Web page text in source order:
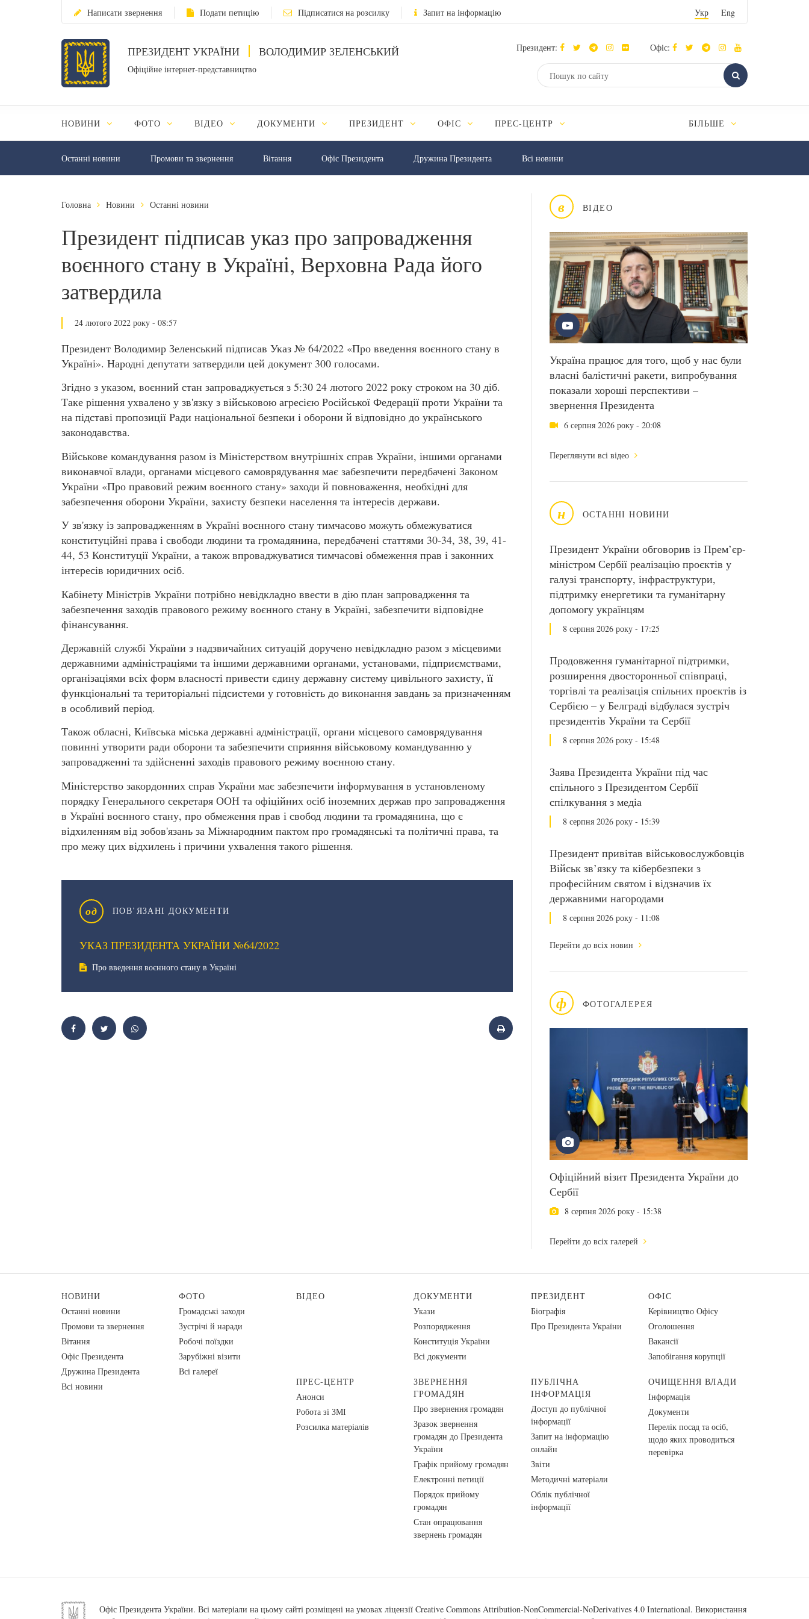
Написати звернення Подати петицію Підписатися на розсилку Запит на інформацію Укр Eng
ПРЕЗИДЕНТ УКРАЇНИ ВОЛОДИМИР ЗЕЛЕНСЬКИЙ
Офіційне інтернет-представництво
Президент: Офіс:
НОВИНИ ФОТО ВІДЕО ДОКУМЕНТИ ПРЕЗИДЕНТ ОФІС ПРЕС-ЦЕНТР БІЛЬШЕ
Останні новини Промови та звернення Вiтання Офіс Президента Дружина Президента Всі новини
в ВІДЕО
Україна працює для того, щоб у нас були
власні балістичні ракети, випробування
показали хороші перспективи –
звернення Президента
6 серпня 2026 року - 20:08
Переглянути всі відео
н ОСТАННІ НОВИНИ
Президент України обговорив із Прем’єр-
міністром Сербії реалізацію проєктів у
галузі транспорту, інфраструктури,
підтримку енергетики та гуманітарну
допомогу українцям
8 серпня 2026 року - 17:25
Продовження гуманітарної підтримки,
розширення двосторонньої співпраці,
торгівлі та реалізація спільних проєктів із
Сербією – у Белграді відбулася зустріч
президентів України та Сербії
8 серпня 2026 року - 15:48
Заява Президента України під час
спільного з Президентом Сербії
спілкування з медіа
8 серпня 2026 року - 15:39
Президент привітав військовослужбовців
Військ зв’язку та кібербезпеки з
професійним святом і відзначив їх
державними нагородами
8 серпня 2026 року - 11:08
Перейти до всіх новин
ф ФОТОГАЛЕРЕЯ
Офіційний візит Президента України до
Сербії
8 серпня 2026 року - 15:38
Перейти до всіх галерей
Головна Новини Останні новини
Президент підписав указ про запровадження
воєнного стану в Україні, Верховна Рада його
затвердила
24 лютого 2022 року - 08:57
Президент Володимир Зеленський підписав Указ № 64/2022 «Про введення воєнного стану в
Україні». Народні депутати затвердили цей документ 300 голосами.
Згідно з указом, воєнний стан запроваджується з 5:30 24 лютого 2022 року строком на 30 діб.
Таке рішення ухвалено у зв'язку з військовою агресією Російської Федерації проти України та
на підставі пропозиції Ради національної безпеки і оборони й відповідно до українського
законодавства.
Військове командування разом із Міністерством внутрішніх справ України, іншими органами
виконавчої влади, органами місцевого самоврядування має забезпечити передбачені Законом
України «Про правовий режим воєнного стану» заходи й повноваження, необхідні для
забезпечення оборони України, захисту безпеки населення та інтересів держави.
У зв'язку із запровадженням в Україні воєнного стану тимчасово можуть обмежуватися
конституційні права і свободи людини та громадянина, передбачені статтями 30-34, 38, 39, 41-
44, 53 Конституції України, а також впроваджуватися тимчасові обмеження прав і законних
інтересів юридичних осіб.
Кабінету Міністрів України потрібно невідкладно ввести в дію план запровадження та
забезпечення заходів правового режиму воєнного стану в Україні, забезпечити відповідне
фінансування.
Державній службі України з надзвичайних ситуацій доручено невідкладно разом з місцевими
державними адміністраціями та іншими державними органами, установами, підприємствами,
організаціями всіх форм власності привести єдину державну систему цивільного захисту, її
функціональні та територіальні підсистеми у готовність до виконання завдань за призначенням
в особливий період.
Також обласні, Київська міська державні адміністрації, органи місцевого самоврядування
повинні утворити ради оборони та забезпечити сприяння військовому командуванню у
запровадженні та здійсненні заходів правового режиму воєнною стану.
Міністерство закордонних справ України має забезпечити інформування в установленому
порядку Генерального секретаря ООН та офіційних осіб іноземних держав про запровадження
в Україні воєнного стану, про обмеження прав і свобод людини та громадянина, що є
відхиленням від зобов'язань за Міжнародним пактом про громадянські та політичні права, та
про межу цих відхилень і причини ухвалення такого рішення.
од ПОВ’ЯЗАНІ ДОКУМЕНТИ
УКАЗ ПРЕЗИДЕНТА УКРАЇНИ №64/2022
Про введення воєнного стану в Україні
НОВИНИ
Останні новини
Промови та звернення
Вiтання
Офіс Президента
Дружина Президента
Всі новини
ФОТО
Громадські заходи
Зустрічі й наради
Робочі поїздки
Зарубіжні візити
Всі галереї
ВІДЕО
ДОКУМЕНТИ
Укази
Розпорядження
Конституція України
Всі документи
ПРЕЗИДЕНТ
Біографія
Про Президента України
ОФІС
Керівництво Офісу
Оголошення
Вакансії
Запобігання корупції
ПРЕС-ЦЕНТР
Анонси
Робота зі ЗМІ
Розсилка матеріалів
ЗВЕРНЕННЯ
ГРОМАДЯН
Про звернення громадян
Зразок звернення
громадян до Президента
України
Графік прийому громадян
Електронні петиції
Порядок прийому
громадян
Стан опрацювання
звернень громадян
ПУБЛІЧНА
ІНФОРМАЦІЯ
Доступ до публічної
інформації
Запит на інформацію
онлайн
Звіти
Методичні матеріали
Облік публічної
інформації
ОЧИЩЕННЯ ВЛАДИ
Інформація
Документи
Перелік посад та осіб,
щодо яких проводиться
перевірка
Офіс Президента України. Всі матеріали на цьому сайті розміщені на умовах ліцензії Creative Commons Attribution-NonCommercial-NoDerivatives 4.0 International. Використання